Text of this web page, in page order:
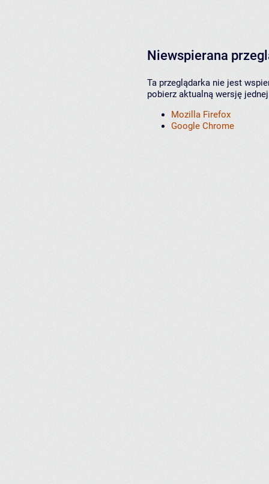
Niewspierana
Ta przeglądarka nie jest
pobierz aktualną wersję
Mozilla Firefox
Google Chrome